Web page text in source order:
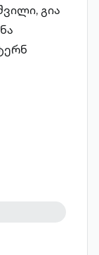
გია